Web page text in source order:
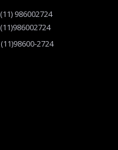
(11) 986002724
(11)986002724
(11)98600-2724